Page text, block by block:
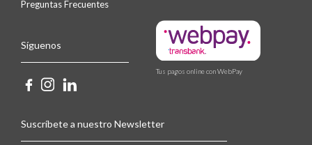
Preguntas Frecuentes
Síguenos
Tus pagos online con WebPay
Suscríbete a nuestro Newsletter